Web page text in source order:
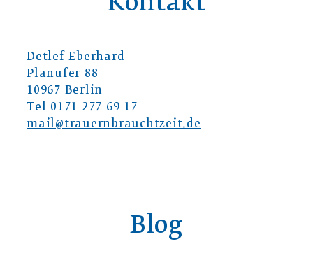
Detlef Eberhard
Planufer 88
10967 Berlin
Tel 0171 277 69 17
mail@trauernbrauchtzeit.de
Blog